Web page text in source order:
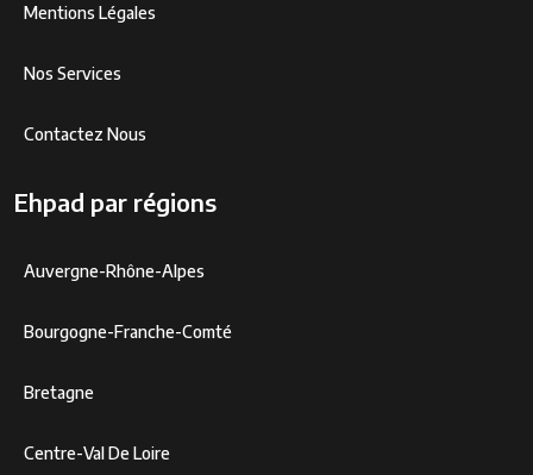
Mentions Légales
Nos Services
Contactez Nous
Ehpad par régions
Auvergne-Rhône-Alpes
Bourgogne-Franche-Comté
Bretagne
Centre-Val De Loire